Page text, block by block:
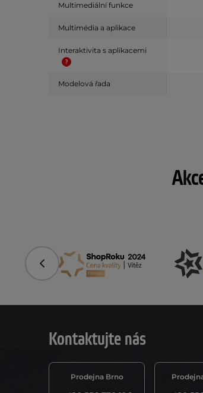
Multimediální funkce
Multimédia a aplikace
Interaktivita s aplikacemi
Modelová řada
Předchozí
Kontaktujte nás
Prodejna Brno